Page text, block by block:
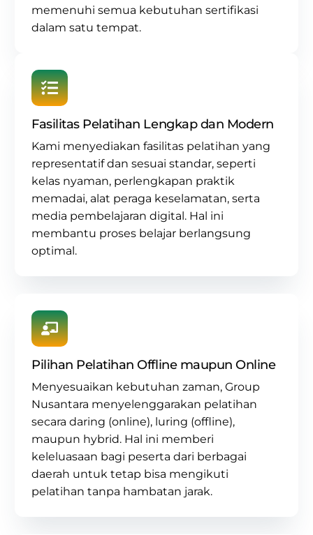
memenuhi semua kebutuhan sertifikasi
dalam satu tempat.
Fasilitas Pelatihan Lengkap dan Modern
Kami menyediakan fasilitas pelatihan yang
representatif dan sesuai standar, seperti
kelas nyaman, perlengkapan praktik
memadai, alat peraga keselamatan, serta
media pembelajaran digital. Hal ini
membantu proses belajar berlangsung
optimal.
Pilihan Pelatihan Offline maupun Online
Menyesuaikan kebutuhan zaman, Group
Nusantara menyelenggarakan pelatihan
secara daring (online), luring (offline),
maupun hybrid. Hal ini memberi
keleluasaan bagi peserta dari berbagai
daerah untuk tetap bisa mengikuti
pelatihan tanpa hambatan jarak.